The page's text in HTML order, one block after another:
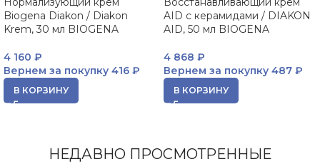
Biogena Diakon / Diakon
Krem, 30 мл BIOGENA
4 160 ₽
Вернем за покупку 416 ₽
В КОРЗИНУ
AID с керамидами / DIAKON
AID, 50 мл BIOGENA
4 868 ₽
Вернем за покупку 487 ₽
В КОРЗИНУ
НЕДАВНО ПРОСМОТРЕННЫЕ